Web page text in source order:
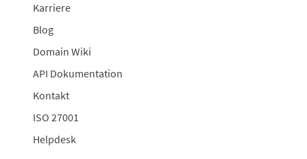
Karriere
Blog
Domain Wiki
API Dokumentation
Kontakt
ISO 27001
Helpdesk